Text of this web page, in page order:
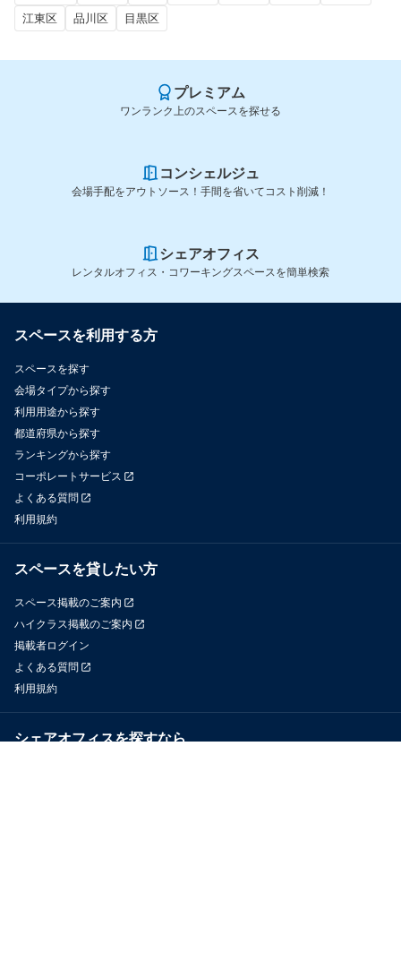
江東区
品川区 目黒区
プレミアム
ワンランク上のスペースを探せる
コンシェルジュ
会場手配をアウトソース！手間を省いてコスト削減！
シェアオフィス
レンタルオフィス・コワーキングスペースを簡単検索
スペースを利用する方
スペースを探す
会場タイプから探す
利用用途から探す
都道府県から探す
ランキングから探す
コーポレートサービス
よくある質問
利用規約
スペースを貸したい方
スペース掲載のご案内
ハイクラス掲載のご案内
掲載者ログイン
よくある質問
利用規約
シェアオフィスを探すなら